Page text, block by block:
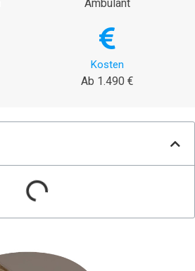
Ambulant
Kosten
Ab 1.490 €